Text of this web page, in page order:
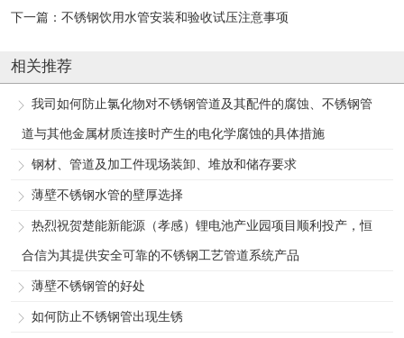
下一篇： 不锈钢饮用水管安装和验收试压注意事项
相关推荐
我司如何防止氯化物对不锈钢管道及其配件的腐蚀、不锈钢管
道与其他金属材质连接时产生的电化学腐蚀的具体措施
钢材、管道及加工件现场装卸、堆放和储存要求
薄壁不锈钢水管的壁厚选择
热烈祝贺楚能新能源（孝感）锂电池产业园项目顺利投产，恒
合信为其提供安全可靠的不锈钢工艺管道系统产品
薄壁不锈钢管的好处
如何防止不锈钢管出现生锈